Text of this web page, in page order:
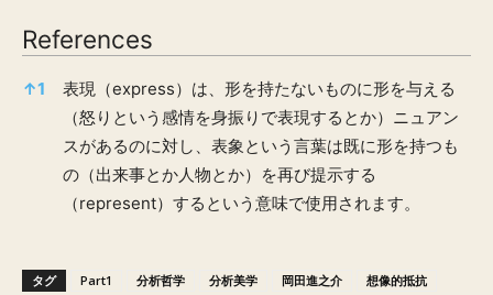
References
References
↑1
表現（express）は、形を持たないものに形を与える
（怒りという感情を身振りで表現するとか）ニュアン
スがあるのに対し、表象という言葉は既に形を持つも
の（出来事とか人物とか）を再び提示する
（represent）するという意味で使用されます。
タグ Part1 分析哲学 分析美学 岡田進之介
想像的抵抗